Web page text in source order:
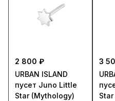
2 800 ₽
URBAN ISLAND
пусет Juno Little
Star (Mythology)
3